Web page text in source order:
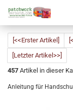
[<<Erster Artikel]
[Letzter Artikel>>]
457 Artikel in dieser
Anleitung für